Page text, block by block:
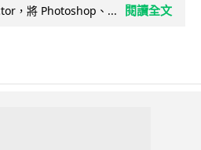
，將 Photoshop、...
閱讀全文